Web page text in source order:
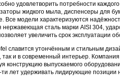
удовлетворить потребности
жидкого мыла, диспенсеры для
Все модели характеризуются
нержавеющая сталь марки AISI 304,
увеличить срок эксплуатации
славится утончённым и стильным
так и в современный интерьер.
конструкцию выпускаемого
лет удерживать лидирующие позиции